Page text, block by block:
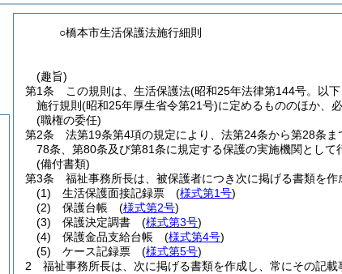
○橋本市生活保護法施行細則
(趣旨)
第1条
この規則は、生活保護法(昭和25年法律第144号。以
施行規則 (昭和25年厚生省令第21号)に定めるもののほか、
(職権の委任)
第2条
法第19条第4項の規定により、法第24条から第28条
78条、第80条及び第81条に規定する保護の実施機関として
(備付書類)
第3条
福祉事務所長は、被保護者につき次に掲げる書類を
(1)
生活保護面接記録票 (様式第1号)
(2)
保護台帳 (様式第2号)
(3)
保護決定調書 (様式第3号)
(4)
保護金品支給台帳 (様式第4号)
(5)
ケース記録票 (様式第5号)
2
福祉事務所長は、次に掲げる書類を作成し、常にその記